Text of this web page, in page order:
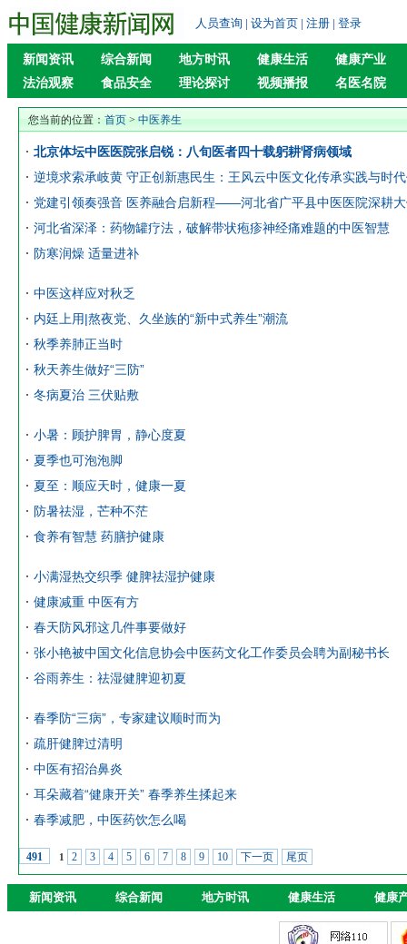
人员查询 | 设为首页 | 注册 | 登录
新闻资讯 综合新闻 地方时讯 健康生活
健康产业
法治观察
食品安全 理论探讨 视频播报 名医名院
您当前的位置： 首页 > 中医养生
北京体坛中医医院张启锐：八旬医者四十载躬耕肾病领域
逆境求索承岐黄 守正创新惠民生：王风云中医文化传承实践与时
党建引领奏强音 医养融合启新程——河北省广平县中医医院深耕
河北省深泽：药物罐疗法，破解带状疱疹神经痛难题的中医智慧
防寒润燥 适量进补
中医这样应对秋乏
内廷上用|熬夜党、久坐族的“新中式养生”潮流
秋季养肺正当时
秋天养生做好“三防”
冬病夏治 三伏贴敷
小暑：顾护脾胃，静心度夏
夏季也可泡泡脚
夏至：顺应天时，健康一夏
防暑祛湿，芒种不茫
食养有智慧 药膳护健康
小满湿热交织季 健脾祛湿护健康
健康减重 中医有方
春天防风邪这几件事要做好
张小艳被中国文化信息协会中医药文化工作委员会聘为副秘书长
谷雨养生：祛湿健脾迎初夏
春季防“三病”，专家建议顺时而为
疏肝健脾过清明
中医有招治鼻炎
耳朵藏着“健康开关” 春季养生揉起来
春季减肥，中医药饮怎么喝
491 1 2 3 4 5 6 7 8 9 10 下一页 尾页
新闻资讯 综合新闻 地方时讯 健康生活 健康